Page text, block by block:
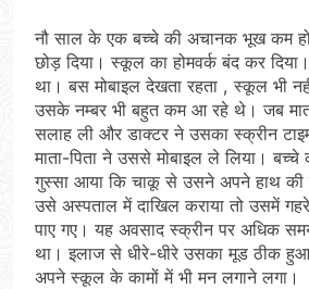
नौ साल के एक बच्चे की अचानक भूख कम
छोड़ दिया। स्कूल का होमवर्क बंद कर
था। बस मोबाइल देखता रहता , स्कूल भी
उसके नम्बर भी बहुत कम आ रहे थे। जब
सलाह ली और डाक्टर ने उसका स्क्रीन
माता-पिता ने उससे मोबाइल ले लिया। बच्चे
गुस्सा आया कि चाकू से उसने अपने हाथ
उसे अस्पताल में दाखिल कराया तो उसमें
पाए गए। यह अवसाद स्क्रीन पर अधिक
था। इलाज से धीरे-धीरे उसका मूड ठीक
अपने स्कूल के कामों में भी मन लगाने लगा।